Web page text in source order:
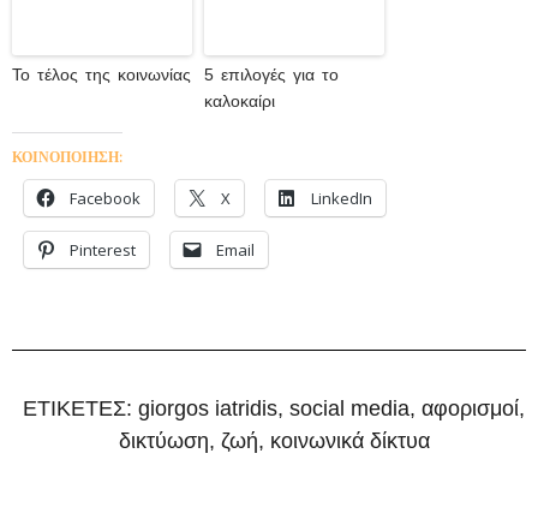
Το τέλος της κοινωνίας
5 επιλογές για το
καλοκαίρι
ΚΟΙΝΟΠΟΙΗΣΗ:
Facebook X LinkedIn
Pinterest Email
ΕΤΙΚΕΤΕΣ: giorgos iatridis, social media, αφορισμοί,
δικτύωση, ζωή, κοινωνικά δίκτυα